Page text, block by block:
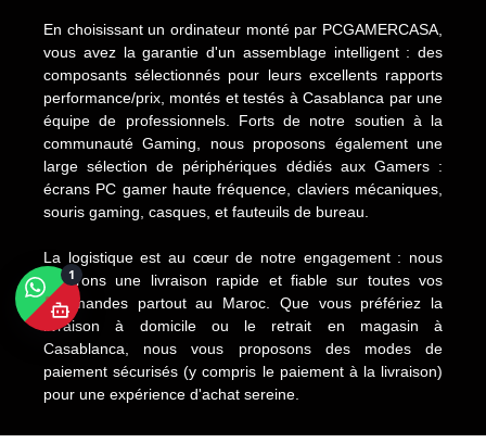
En choisissant un ordinateur monté par PCGAMERCASA,
vous avez la garantie d'un assemblage intelligent : des
composants sélectionnés pour leurs excellents rapports
performance/prix, montés et testés à Casablanca par une
équipe de professionnels. Forts de notre soutien à la
communauté Gaming, nous proposons également une
large sélection de périphériques dédiés aux Gamers :
écrans PC gamer haute fréquence, claviers mécaniques,
souris gaming, casques, et fauteuils de bureau.
La logistique est au cœur de notre engagement : nous
assurons une livraison rapide et fiable sur toutes vos
commandes partout au Maroc. Que vous préfériez la
livraison à domicile ou le retrait en magasin à
Casablanca, nous vous proposons des modes de
paiement sécurisés (y compris le paiement à la livraison)
pour une expérience d'achat sereine.
1